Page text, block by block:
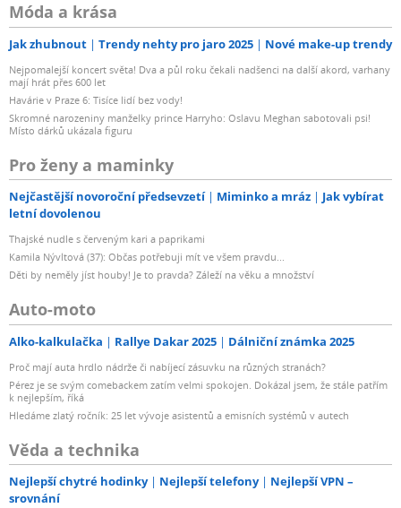
Móda a krása
Jak zhubnout Trendy nehty pro jaro 2025 Nové make-up trendy
Nejpomalejší koncert světa! Dva a půl roku čekali nadšenci na další akord, varhany
mají hrát přes 600 let
Havárie v Praze 6: Tisíce lidí bez vody!
Skromné narozeniny manželky prince Harryho: Oslavu Meghan sabotovali psi!
Místo dárků ukázala figuru
Pro ženy a maminky
Nejčastější novoroční předsevzetí Miminko a mráz
Jak vybírat
letní dovolenou
Thajské nudle s červeným kari a paprikami
Kamila Nývltová (37): Občas potřebuji mít ve všem pravdu...
Děti by neměly jíst houby! Je to pravda? Záleží na věku a množství
Auto-moto
Alko-kalkulačka Rallye Dakar 2025 Dálniční známka 2025
Proč mají auta hrdlo nádrže či nabíjecí zásuvku na různých stranách?
Pérez je se svým comebackem zatím velmi spokojen. Dokázal jsem, že stále patřím
k nejlepším, říká
Hledáme zlatý ročník: 25 let vývoje asistentů a emisních systémů v autech
Věda a technika
Nejlepší chytré hodinky Nejlepší telefony
Nejlepší VPN –
srovnání